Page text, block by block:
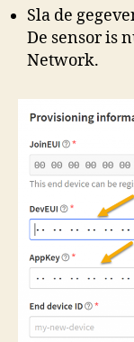
Sla de
De sensor is
Network.